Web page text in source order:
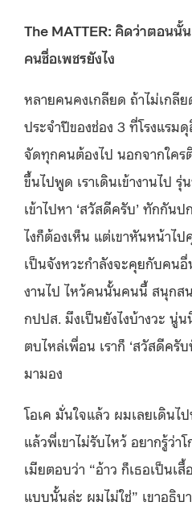
The MATTER: คิดว่าตอนนั้
คนชื่อเพชรยังไง
หลายคนคงเกลียด ถ้าไม่เกลีย
ประจำปีของช่อง 3 ที่โรงแรม
จัดทุกคนต้องไป นอกจากใคร
ขึ้นไปพูด เราเดินเข้างานไป
เข้าไปหา ‘สวัสดีครับ’ ทักกัน
ไงก็ต้องเห็น แต่เขาหันหน้าไ
เป็นจังหวะกำลังจะคุยกับคนอื่
งานไป ไหว้คนนั้นคนนี้ สนุกส
กปปส. มึงเป็นยังไงบ้างวะ นู่
ตบไหล่เพื่อน เราก็ ‘สวัสดีครั
มามอง
โอเค มั่นใจแล้ว ผมเลยเดินไ
แล้วพี่เขาไม่รับไหว้ อยากรู้ว่า
เมียตอบว่า “อ้าว ก็เธอเป็นเ
แบบนั้นล่ะ ผมไม่ใช่” เขาอธิ